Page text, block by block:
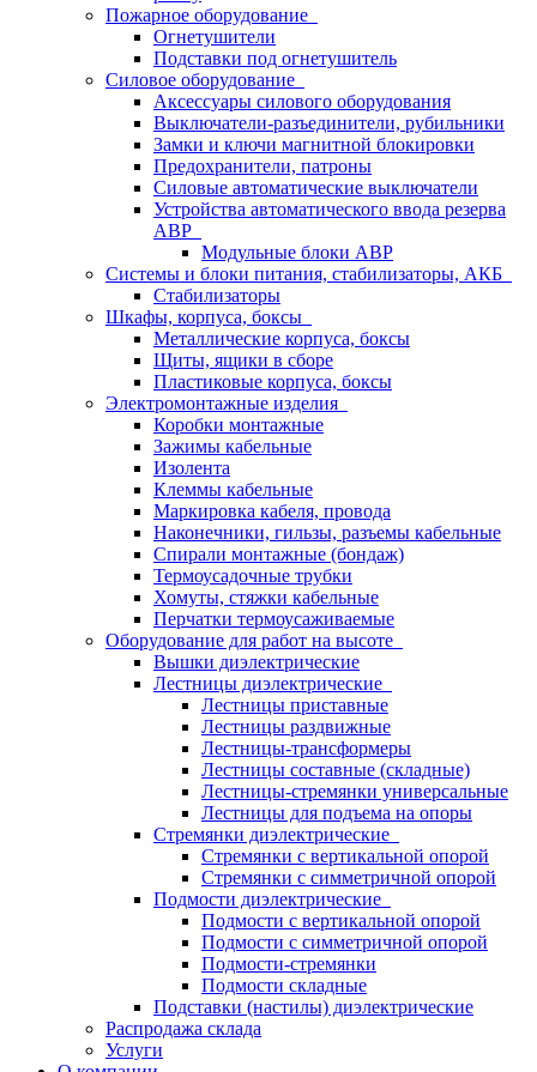
Пожарное оборудование
Огнетушители
Подставки под огнетушитель
Силовое оборудование
Аксессуары силового оборудования
Выключатели-разъединители, рубильники
Замки и ключи магнитной блокировки
Предохранители, патроны
Силовые автоматические выключатели
Устройства автоматического ввода резерва
АВР
Модульные блоки АВР
Системы и блоки питания, стабилизаторы, АКБ
Стабилизаторы
Шкафы, корпуса, боксы
Металлические корпуса, боксы
Щиты, ящики в сборе
Пластиковые корпуса, боксы
Электромонтажные изделия
Коробки монтажные
Зажимы кабельные
Изолента
Клеммы кабельные
Маркировка кабеля, провода
Наконечники, гильзы, разъемы кабельные
Спирали монтажные (бондаж)
Термоусадочные трубки
Хомуты, стяжки кабельные
Перчатки термоусаживаемые
Оборудование для работ на высоте
Вышки диэлектрические
Лестницы диэлектрические
Лестницы приставные
Лестницы раздвижные
Лестницы-трансформеры
Лестницы составные (складные)
Лестницы-стремянки универсальные
Лестницы для подъема на опоры
Стремянки диэлектрические
Стремянки с вертикальной опорой
Стремянки с симметричной опорой
Подмости диэлектрические
Подмости с вертикальной опорой
Подмости с симметричной опорой
Подмости-стремянки
Подмости складные
Подставки (настилы) диэлектрические
Распродажа склада
Услуги